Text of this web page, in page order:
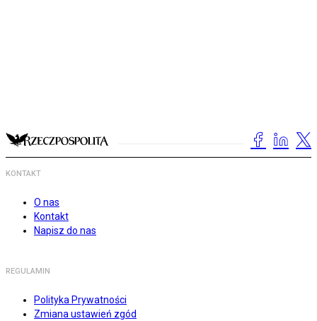
KONTAKT
O nas
Kontakt
Napisz do nas
REGULAMIN
Polityka Prywatności
Zmiana ustawień zgód